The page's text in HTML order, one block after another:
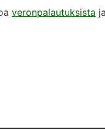
veronpalautuksista ja